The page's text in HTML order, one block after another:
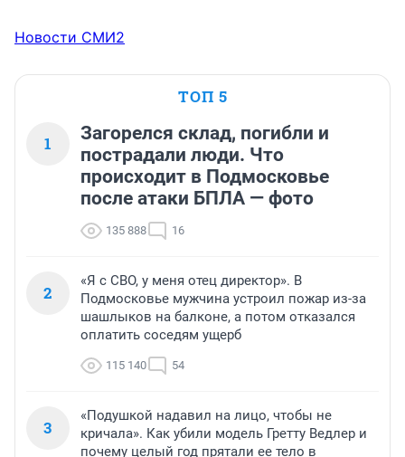
Новости СМИ2
ТОП 5
1
Загорелся склад, погибли и
пострадали люди. Что
происходит в Подмосковье
после атаки БПЛА — фото
135 888 16
2
«Я с СВО, у меня отец директор». В
Подмосковье мужчина устроил пожар из-за
шашлыков на балконе, а потом отказался
оплатить соседям ущерб
115 140 54
3
«Подушкой надавил на лицо, чтобы не
кричала». Как убили модель Гретту Ведлер и
почему целый год прятали ее тело в